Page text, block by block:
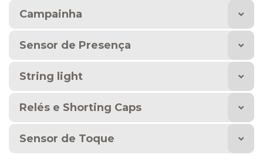
Campainha
Sensor de Presença
String light
Relés e Shorting Caps
Sensor de Toque